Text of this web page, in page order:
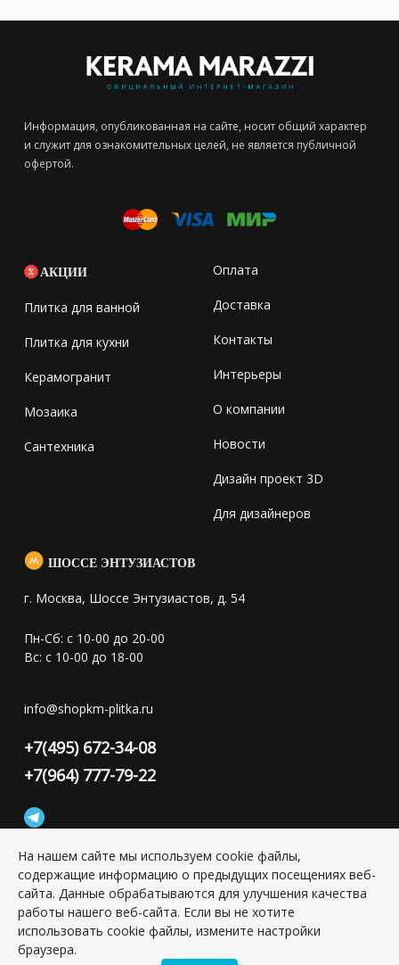
Информация, опубликованная на сайте, носит общий характер
и служит для ознакомительных целей, не является публичной
офертой.
АКЦИИ
Плитка для ванной
Плитка для кухни
Керамогранит
Мозаика
Сантехника
Оплата
Доставка
Контакты
Интерьеры
О компании
Новости
Дизайн проект 3D
Для дизайнеров
ШОССЕ ЭНТУЗИАСТОВ
г. Москва, Шоссе Энтузиастов, д. 54
Пн-Сб: с 10-00 до 20-00
Вс: с 10-00 до 18-00
info@shopkm-plitka.ru
+7(495) 672-34-08
+7(964) 777-79-22
Конфиденциальность персональной информации
Copyright © 2026 ИП Григорьян Юлия Сергеевна, ИНН:
501703338416
На нашем сайте мы используем cookie файлы,
содержащие информацию о предыдущих посещениях веб-
сайта. Данные обрабатываются для улучшения качества
работы нашего веб-сайта. Если вы не хотите
использовать cookie файлы, измените настройки
браузера.